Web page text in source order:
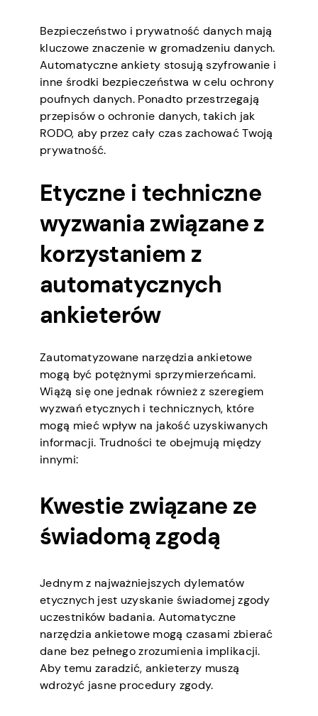
Bezpieczeństwo i prywatność danych mają
kluczowe znaczenie w gromadzeniu danych.
Automatyczne ankiety stosują szyfrowanie i
inne środki bezpieczeństwa w celu ochrony
poufnych danych. Ponadto przestrzegają
przepisów o ochronie danych, takich jak
RODO, aby przez cały czas zachować Twoją
prywatność.
Etyczne i techniczne
wyzwania związane z
korzystaniem z
automatycznych
ankieterów
Zautomatyzowane narzędzia ankietowe
mogą być potężnymi sprzymierzeńcami.
Wiążą się one jednak również z szeregiem
wyzwań etycznych i technicznych, które
mogą mieć wpływ na jakość uzyskiwanych
informacji. Trudności te obejmują między
innymi:
Kwestie związane ze
świadomą zgodą
Jednym z najważniejszych dylematów
etycznych jest uzyskanie świadomej zgody
uczestników badania. Automatyczne
narzędzia ankietowe mogą czasami zbierać
dane bez pełnego zrozumienia implikacji.
Aby temu zaradzić, ankieterzy muszą
wdrożyć jasne procedury zgody.